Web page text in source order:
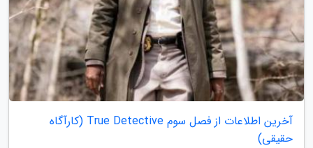
آخرین اطلاعات از فصل سوم True Detective (کارآگاه
حقیقی)